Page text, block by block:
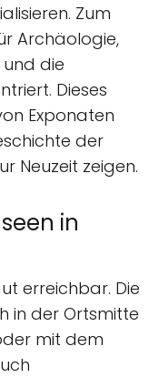
Zum
Archäologie,
die
Dieses
Exponaten
der
Neuzeit zeigen.
in
erreichbar. Die
in der Ortsmitte
mit dem